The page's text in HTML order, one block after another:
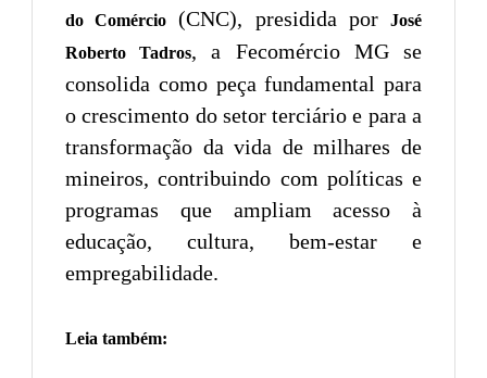
do Comércio
(CNC), presidida porJosé
Roberto Tadros, a Fecomércio MG se
consolida como peça fundamental para
o crescimento do setor terciário e para a
transformação da vida de milhares de
mineiros, contribuindo com políticas e
programas que ampliam acesso à
educação, cultura, bem-estar e
empregabilidade.
Leia também: